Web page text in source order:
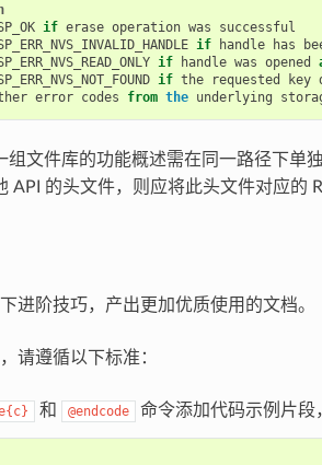
if erase operation was
successful
if handle has
if handle was opened
if the requested key
error codes from the underlying
组文件库的功能概述需在同一路径下单
API 的头文件，则应将此头文件对应的
进阶技巧，产出更加优质使用的文档。
请遵循以下标准：
和 @endcode 命令添加代码示例片段